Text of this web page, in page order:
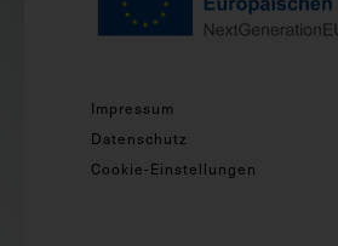
Impressum
Datenschutz
Cookie-Einstellungen